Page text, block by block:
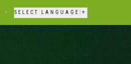
SELECT LANGUAGE ▼